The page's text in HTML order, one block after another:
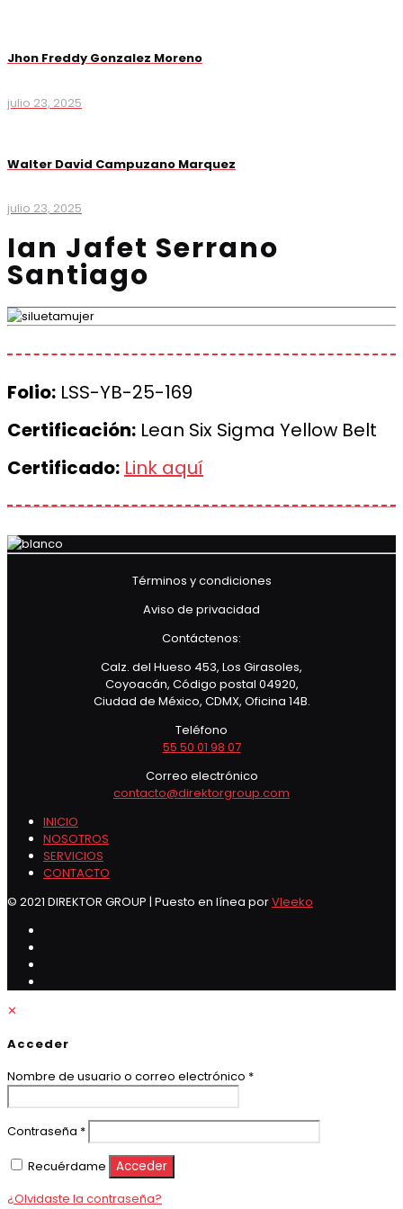
Jhon Freddy Gonzalez Moreno
julio 23, 2025
Walter David Campuzano Marquez
julio 23, 2025
Ian Jafet Serrano
Santiago
Folio: LSS-YB-25-169
Certificación: Lean Six Sigma Yellow Belt
Certificado: Link aquí
Términos y condiciones
Aviso de privacidad
Contáctenos:
Calz. del Hueso 453, Los Girasoles,
Coyoacán, Código postal 04920,
Ciudad de México, CDMX, Oficina 14B.
Teléfono
55 50 01 98 07
Correo electrónico
contacto@direktorgroup.com
INICIO
NOSOTROS
SERVICIOS
CONTACTO
© 2021 DIREKTOR GROUP | Puesto en línea porVleeko
✕
Acceder
Nombre de usuario o correo electrónico *Obligatorio
Contraseña *Obligatorio
Recuérdame
Acceder
¿Olvidaste la contraseña?